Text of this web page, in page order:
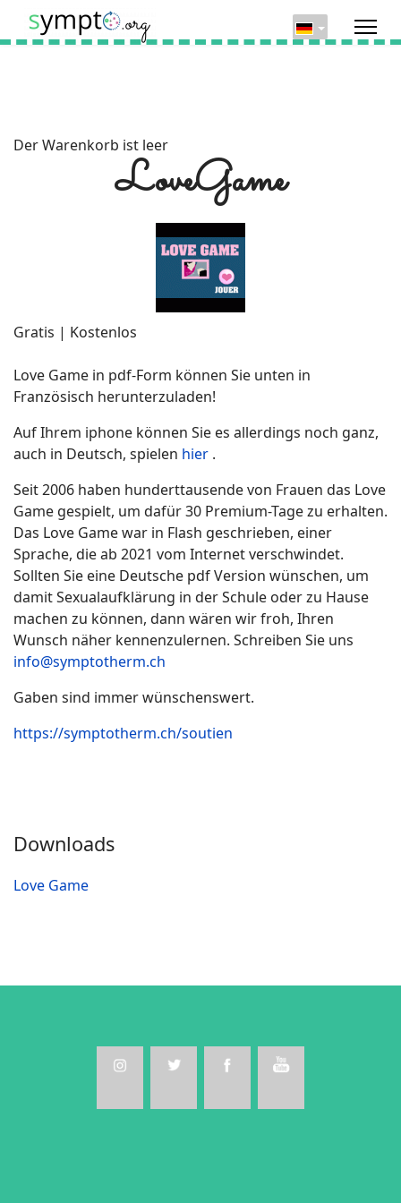
Der Warenkorb ist leer
LoveGame
Gratis | Kostenlos
Love Game in pdf-Form können Sie unten in
Französisch herunterzuladen!
Auf Ihrem iphone können Sie es allerdings noch ganz,
auch in Deutsch, spielen hier .
Seit 2006 haben hunderttausende von Frauen das Love
Game gespielt, um dafür 30 Premium-Tage zu erhalten.
Das Love Game war in Flash geschrieben, einer
Sprache, die ab 2021 vom Internet verschwindet.
Sollten Sie eine Deutsche pdf Version wünschen, um
damit Sexualaufklärung in der Schule oder zu Hause
machen zu können, dann wären wir froh, Ihren
Wunsch näher kennenzulernen. Schreiben Sie uns
info@symptotherm.ch
Gaben sind immer wünschenswert.
https://symptotherm.ch/soutien
Downloads
Love Game